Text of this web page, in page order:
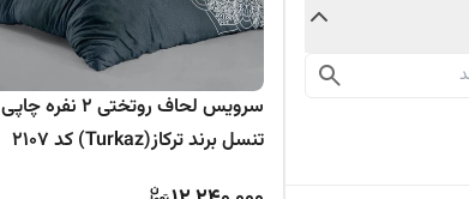
سرویس لحاف روتختی 2 نفره چاپی
تنسل برند ترکاز(Turkaz) کد 2107